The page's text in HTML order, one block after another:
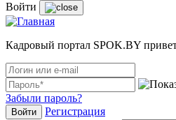
Войти
Кадровый портал SPOK.BY
Забыли пароль?
Войти Регистрация